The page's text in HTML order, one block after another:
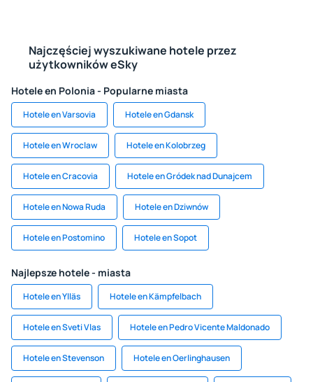
Najczęściej wyszukiwane hotele przez
użytkowników eSky
Hotele en Polonia - Popularne miasta
Hotele en Varsovia Hotele en Gdansk
Hotele en Wroclaw Hotele en Kolobrzeg
Hotele en Cracovia Hotele en Gródek nad Dunajcem
Hotele en Nowa Ruda Hotele en Dziwnów
Hotele en Postomino Hotele en Sopot
Najlepsze hotele - miasta
Hotele en Ylläs Hotele en Kämpfelbach
Hotele en Sveti Vlas Hotele en Pedro Vicente Maldonado
Hotele en Stevenson Hotele en Oerlinghausen